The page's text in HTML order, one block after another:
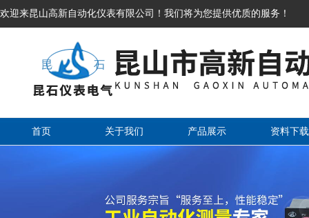
欢迎来昆山高新自动化仪表有限公司！我们将为您提供优质的服务！
首页 关于我们 产品展示 资料下载